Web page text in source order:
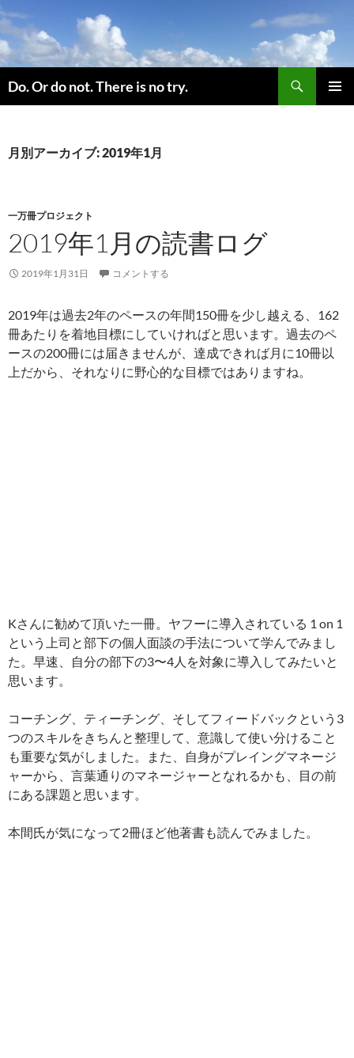
コ
ン
テ
ン
ツ
へ
ッ
Do. Or do not. There is no try.
索
月別アーカイブ: 2019年1月
一万冊プロジェクト
2019年1月の読書ログ
2019年1月31日 コメントする
2019年は過去2年のペースの年間150冊を少し越える、162
冊あたりを着地目標にしていければと思います。過去のペ
ースの200冊には届きませんが、達成できれば月に10冊以
上だから、それなりに野心的な目標ではありますね。
Kさんに勧めて頂いた一冊。ヤフーに導入されている 1 on 1
という上司と部下の個人面談の手法について学んでみまし
た。早速、自分の部下の3〜4人を対象に導入してみたいと
思います。
コーチング、ティーチング、そしてフィードバックという3
つのスキルをきちんと整理して、意識して使い分けること
も重要な気がしました。また、自身がプレイングマネージ
ャーから、言葉通りのマネージャーとなれるかも、目の前
にある課題と思います。
本間氏が気になって2冊ほど他著書も読んでみました。